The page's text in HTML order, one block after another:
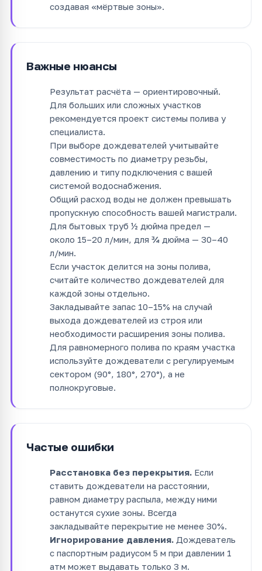
создавая «мёртвые зоны».
Важные нюансы
Результат расчёта — ориентировочный.
Для больших или сложных участков
рекомендуется проект системы полива у
специалиста.
При выборе дождевателей учитывайте
совместимость по диаметру резьбы,
давлению и типу подключения с вашей
системой водоснабжения.
Общий расход воды не должен превышать
пропускную способность вашей магистрали.
Для бытовых труб ½ дюйма предел —
около 15–20 л/мин, для ¾ дюйма — 30–40
л/мин.
Если участок делится на зоны полива,
считайте количество дождевателей для
каждой зоны отдельно.
Закладывайте запас 10–15% на случай
выхода дождевателей из строя или
необходимости расширения зоны полива.
Для равномерного полива по краям участка
используйте дождеватели с регулируемым
сектором (90°, 180°, 270°), а не
полнокруговые.
Частые ошибки
Расстановка без перекрытия. Если
ставить дождеватели на расстоянии,
равном диаметру распыла, между ними
останутся сухие зоны. Всегда
закладывайте перекрытие не менее 30%.
Игнорирование давления. Дождеватель
с паспортным радиусом 5 м при давлении 1
атм может выдавать только 3 м.